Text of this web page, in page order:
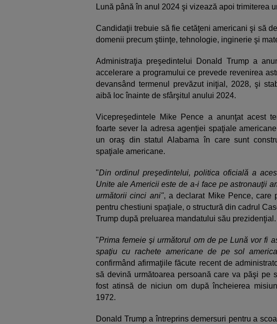
Lună până în anul 2024 şi vizează apoi trimiterea
Candidaţii trebuie să fie cetăţeni americani şi să
domenii precum ştiinţe, tehnologie, inginerie şi
Administraţia preşedintelui Donald Trump a
accelerare a programului ce prevede revenirea
devansând termenul prevăzut iniţial, 2028, şi
aibă loc înainte de sfârşitul anului 2024.
Vicepreşedintele Mike Pence a anunţat acest
foarte sever la adresa agenţiei spaţiale
un oraş din statul Alabama în care sunt
spaţiale americane.
"Din ordinul preşedintelui, politica oficială a
Unite ale Americii este de a-i face pe astronauţii
următorii cinci ani", a declarat Mike Pence, care
pentru chestiuni spaţiale, o structură din cadrul
Trump după preluarea mandatului său prezidenţial.
"Prima femeie şi următorul om de pe Lună vor fi
spaţiu cu rachete americane de pe sol
confirmând afirmaţiile făcute recent de
să devină următoarea persoană care va păşi pe
fost atinsă de niciun om după încheierea
1972.
Donald Trump a întreprins demersuri pentru a